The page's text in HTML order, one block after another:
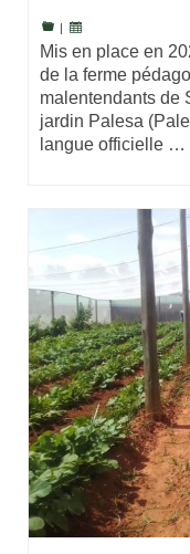
Mis en place en
de la ferme
malentendants de
jardin Palesa
langue officielle …